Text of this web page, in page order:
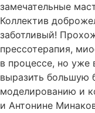
замечательные
Коллектив
заботливый!
прессотерапия,
в процессе, но уже
выразить большую
моделированию и
и Антонине